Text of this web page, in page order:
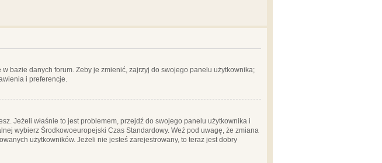
bazie danych forum. Żeby je zmienić, zajrzyj do swojego panelu użytkownika;
i preferencje.
Jeżeli właśnie to jest problemem, przejdź do swojego panelu użytkownika i
wybierz Środkowoeuropejski Czas Standardowy. Weź pod uwagę, że zmiana
użytkowników. Jeżeli nie jesteś zarejestrowany, to teraz jest dobry